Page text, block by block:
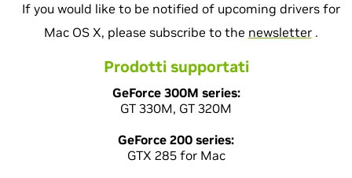
If you would like to be notified of upcoming drivers for
Mac OS X, please subscribe to the newsletter.
Prodotti supportati
GeForce 300M series:
GT 330M, GT 320M
GeForce 200 series:
GTX 285 for Mac